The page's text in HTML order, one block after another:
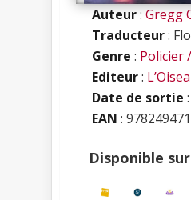
Auteur:Gregg
Traducteur:
Genre : Policier
Editeur:
Date de sortie
EAN :
Disponible sur